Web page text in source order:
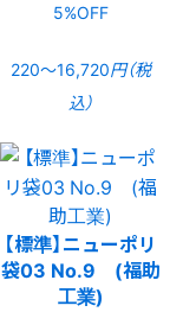
5%OFF
220〜16,720円（税
込）
【標準】ニューポリ
袋03 No.9 (福助
工業)